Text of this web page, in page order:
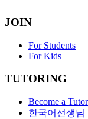
JOIN
For Students
For Kids
TUTORING
Become a Tutor
한국어선생님